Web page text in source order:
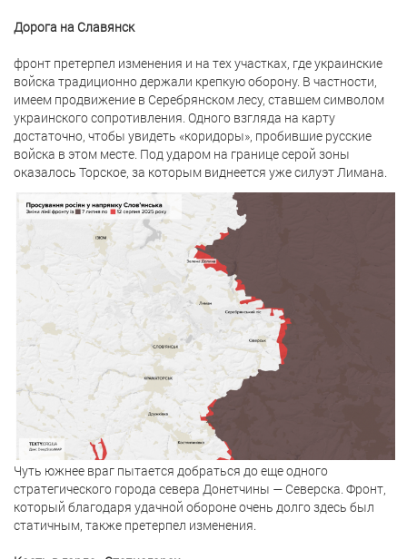
Дорога на Славянск
фронт претерпел изменения и на тех участках, где украинские
войска традиционно держали крепкую оборону. В частности,
имеем продвижение в Серебрянском лесу, ставшем символом
украинского сопротивления. Одного взгляда на карту
достаточно, чтобы увидеть «коридоры», пробившие русские
войска в этом месте. Под ударом на границе серой зоны
оказалось Торское, за которым виднеется уже силуэт Лимана.
Чуть южнее враг пытается добраться до еще одного
стратегического города севера Донетчины — Северска. Фронт,
который благодаря удачной обороне очень долго здесь был
статичным, также претерпел изменения.